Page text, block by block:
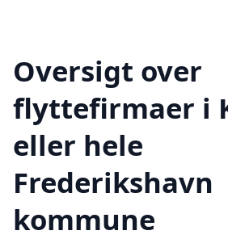
Oversigt over
flyttefirmaer i
eller hele
Frederikshavn
kommune